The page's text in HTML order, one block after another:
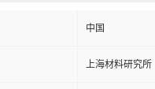
中国
上海材料研究所